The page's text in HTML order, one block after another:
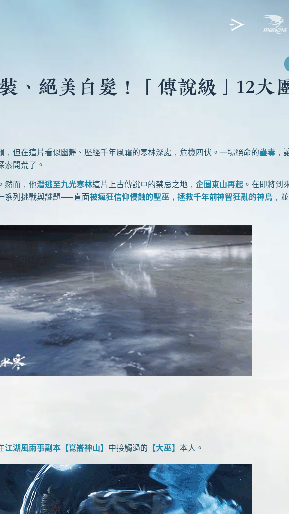
、絕美白髮！「傳說級」12大
，但在這片看似幽靜、歷經千年風霜的寒林深處，危機四伏。一場絕命的蠱毒 ，
索開荒了。
。然而，他潛逃至九光寒林這片上古傳說中的禁忌之地， 企圖東山再起 。在即將到
系列挑戰與謎題——直面被瘋狂信仰侵蝕的聖巫，拯救千年前神智狂亂的神鳥 ，
江湖風雨事副本【崑崙神山】 中接觸過的 【大巫】 本人。